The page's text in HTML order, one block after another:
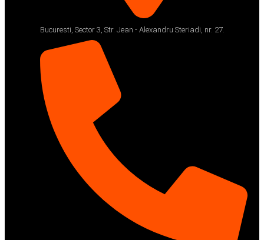
Bucuresti, Sector 3, Str. Jean - Alexandru Steriadi, nr. 27.